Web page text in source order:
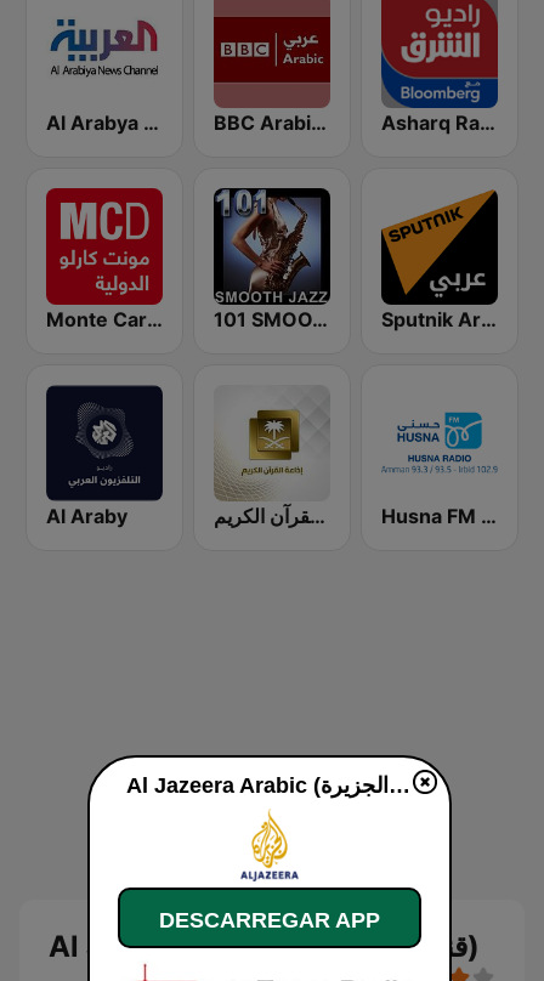
Al Arabya (العربية FM) BBC Arabic (إذاعة بي بي سي العربية) Asharq Radio with Bloomberg
Monte Carlo Doualiya 101 SMOOTH JAZZ Sputnik Arabic (عربي)
Al Araby إذاعة القرآن الكريم - Holy Quran Radio Husna FM (حسنى)
Al Jazeera Arabic (قناة الجزيرة)
Al Jazeera Arabic (قناة الجزيرة) online
DESCARREGAR APP